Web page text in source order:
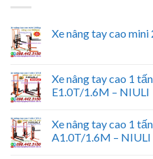
Xe nâng tay cao
Xe nâng tay cao 1
E1.0T/1.6M – NIULI
Xe nâng tay cao 1
A1.0T/1.6M – NIULI